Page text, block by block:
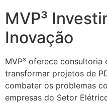
MVP³
Inovação
MVP³ oferece consultoria
transformar projetos de
combater os problemas
empresas do Setor